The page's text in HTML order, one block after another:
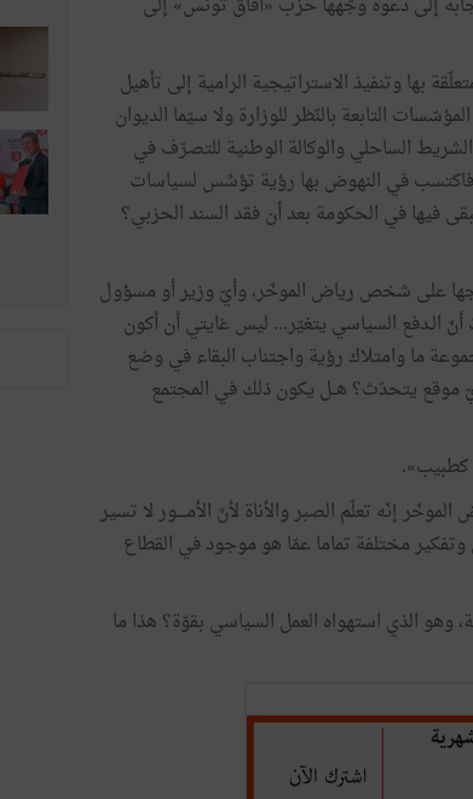
بها وتنفيذ الاستراتيجية الرامية إلى تأهيل
التابعة بالنّظر للوزارة ولا سيّما الديوان
الشريط الساحلي والوكالة الوطنية للتصرّف في
فاكتسب في النهوض بها رؤية تؤسِّس لسياسات
فيها في الحكومة بعد أن فقد السند الحزبي؟
على شخص رياض الموخّر، وأيّ وزير أو مسؤول
السياسي يتغيّر... ليس غايتي أن أكون
ما وامتلاك رؤية واجتناب البقاء في وضع
موقع يتحدّث؟ هــل يكون ذلك في المجتمع
كطبيب».
إنّه تعلّم الصبر والأناة لأنّ الأمــــور لا تسير
مختلفة تماما عمّا هو موجود في القطاع
الذي استهواه العمل السياسي بقوّة؟ هذا ما